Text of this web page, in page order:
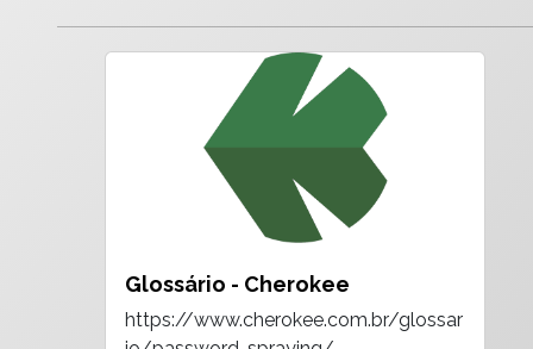
Glossário - Cherokee
https://www.cherokee.com.br/glossar